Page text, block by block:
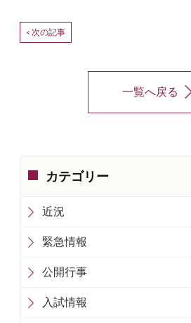
< 次の記事
一覧へ戻る
カテゴリー
近況
緊急情報
公開行事
入試情報